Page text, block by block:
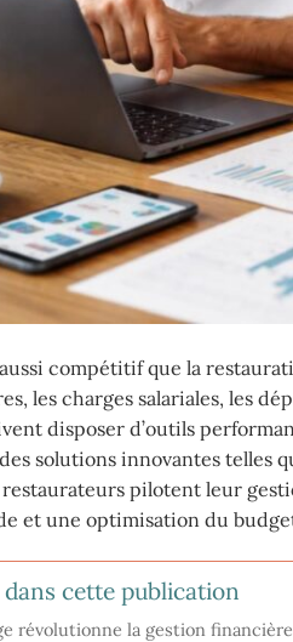
compétitif que la
les charges salariales, les
disposer d’outils
solutions innovantes telles
pilotent leur
et une optimisation du
cette publication
révolutionne la gestion